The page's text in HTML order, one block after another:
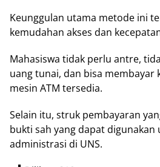
Keunggulan utama metode ini
kemudahan akses dan
Mahasiswa tidak perlu antre,
uang tunai, dan bisa membayar
mesin ATM tersedia.
Selain itu, struk pembayaran
bukti sah yang dapat digunakan
administrasi di UNS.